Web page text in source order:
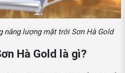
năng lượng mặt trời Sơn Hà Gold
Hà Gold là gì?